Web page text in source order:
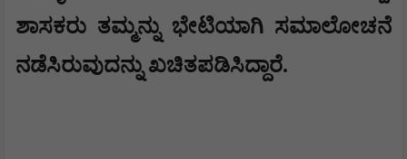
ಶಾಸಕರು ತಮ್ಮನ್ನು ಭೇಟಿಯಾಗಿ ಸಮಾಲೋಚನೆ
ನಡೆಸಿರುವುದನ್ನು ಖಚಿತಪಡಿಸಿದ್ದಾರೆ.